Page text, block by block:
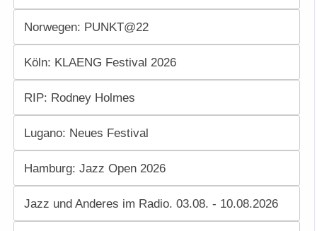
Norwegen: PUNKT@22
Köln: KLAENG Festival 2026
RIP: Rodney Holmes
Lugano: Neues Festival
Hamburg: Jazz Open 2026
Jazz und Anderes im Radio. 03.08. - 10.08.2026